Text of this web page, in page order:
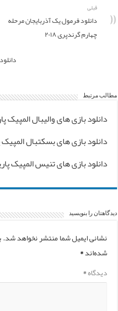
قبلی
دانلود فرمول یک آذربایجان مرحله
چهارم گرندپری ۲۰۱۸
مطالب مرتبط
دانلود بازی های والیبال المپیک
دانلود بازی های بسکتبال المپیک
دانلود بازی های تنیس المپیک پاریس
دیدگاهتان را بنویسید
نشانی ایمیل شما منتشر نخواهد شد.
شده‌اند*
دیدگاه*